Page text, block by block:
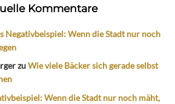
Kommentare
Negativbeispiel: Wenn die Stadt nur noch
zuWie viele Bäcker sich gerade selbst
Wenn die Stadt nur noch mäht,